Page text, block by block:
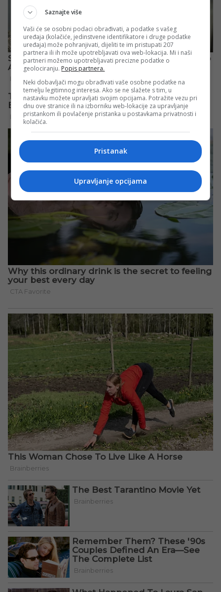
Saznajte više
Vaši će se osobni podaci obrađivati, a podatke s vašeg
uređaja (kolačiće, jedinstvene identifikatore i druge podatke
uređaja) može pohranjivati, dijeliti te im pristupati 207
partnera ili ih može upotrebljavati ova web-lokacija. Mi i naši
partneri možemo upotrebljavati precizne podatke o
geolociranju. Popis partnera.
Neki dobavljači mogu obrađivati vaše osobne podatke na
temelju legitimnog interesa. Ako se ne slažete s tim, u
nastavku možete upravljati svojim opcijama. Potražite vezu pri
dnu ove stranice ili na izborniku web-lokacije za upravljanje
pristankom ili povlačenje pristanka u postavkama privatnosti i
kolačića.
Pristanak
Upravljanje opcijama